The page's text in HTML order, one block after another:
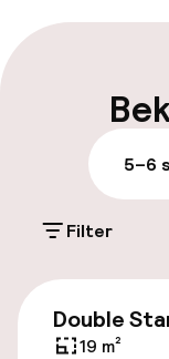
Parkeren &
5–6
Filter
Double
19 m²